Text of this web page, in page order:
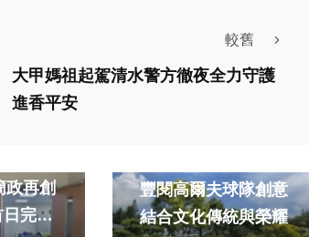
較舊
大甲媽祖起駕清水警方徹夜全力守護
進香平安
政再創
豐閱高爾夫球隊創意
結合文化傳統與榮耀